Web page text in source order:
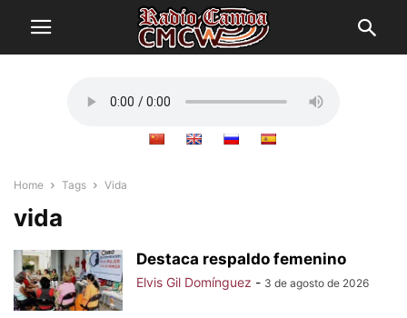
Home Tags Vida
vida
Destaca respaldo femenino
Elvis Gil Domínguez - 3 de agosto de 2026